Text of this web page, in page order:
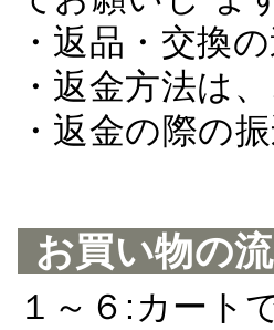
・返品・交換
・返金方法は
・返金の際の
お買い物の
１～６:カート